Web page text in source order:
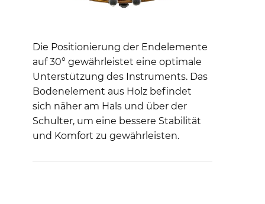
Die Positionierung der Endelemente
auf 30° gewährleistet eine optimale
Unterstützung des Instruments. Das
Bodenelement aus Holz befindet
sich näher am Hals und über der
Schulter, um eine bessere Stabilität
und Komfort zu gewährleisten.